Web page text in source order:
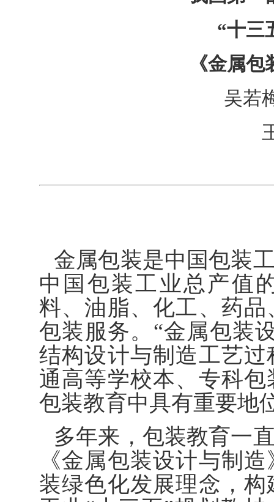
“十三
《金属
吴若
金属包装是中国包装
中国包装工业总产值
料、油脂、化工、药
包装服务。“金属包装
结构设计与制造工艺
通高等学校本、专科
包装教育中具有重要地
多年来，包装教育一
《金属包装设计与制
装绿色化发展理念，